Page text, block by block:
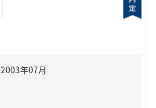
2003年07月